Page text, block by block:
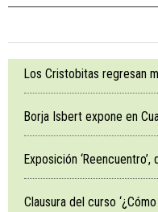
Los Cristobitas regresan
Borja Isbert expone en
Exposición
Clausura del curso